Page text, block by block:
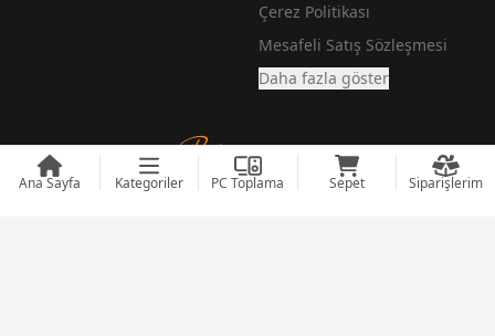
Ana Sayfa Kategoriler PC Toplama Sepet Siparişlerim
Çerez Politikası
Mesafeli Satış Sözleşmesi
Daha fazla göster